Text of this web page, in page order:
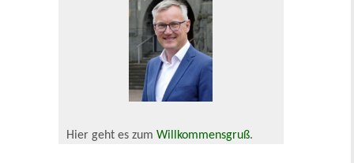
Hier geht es zumWillkommensgruß.